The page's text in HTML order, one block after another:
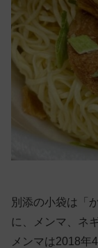
別添の小袋は「
に、メンマ、ネ
メンマは2018年